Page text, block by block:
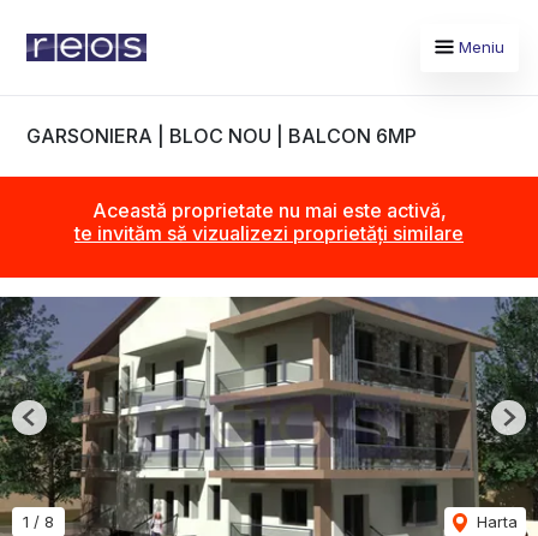
Meniu
GARSONIERA | BLOC NOU | BALCON 6MP
Această proprietate nu mai este activă,
te invităm să vizualizezi proprietăți similare
1 / 8 Harta
Previous